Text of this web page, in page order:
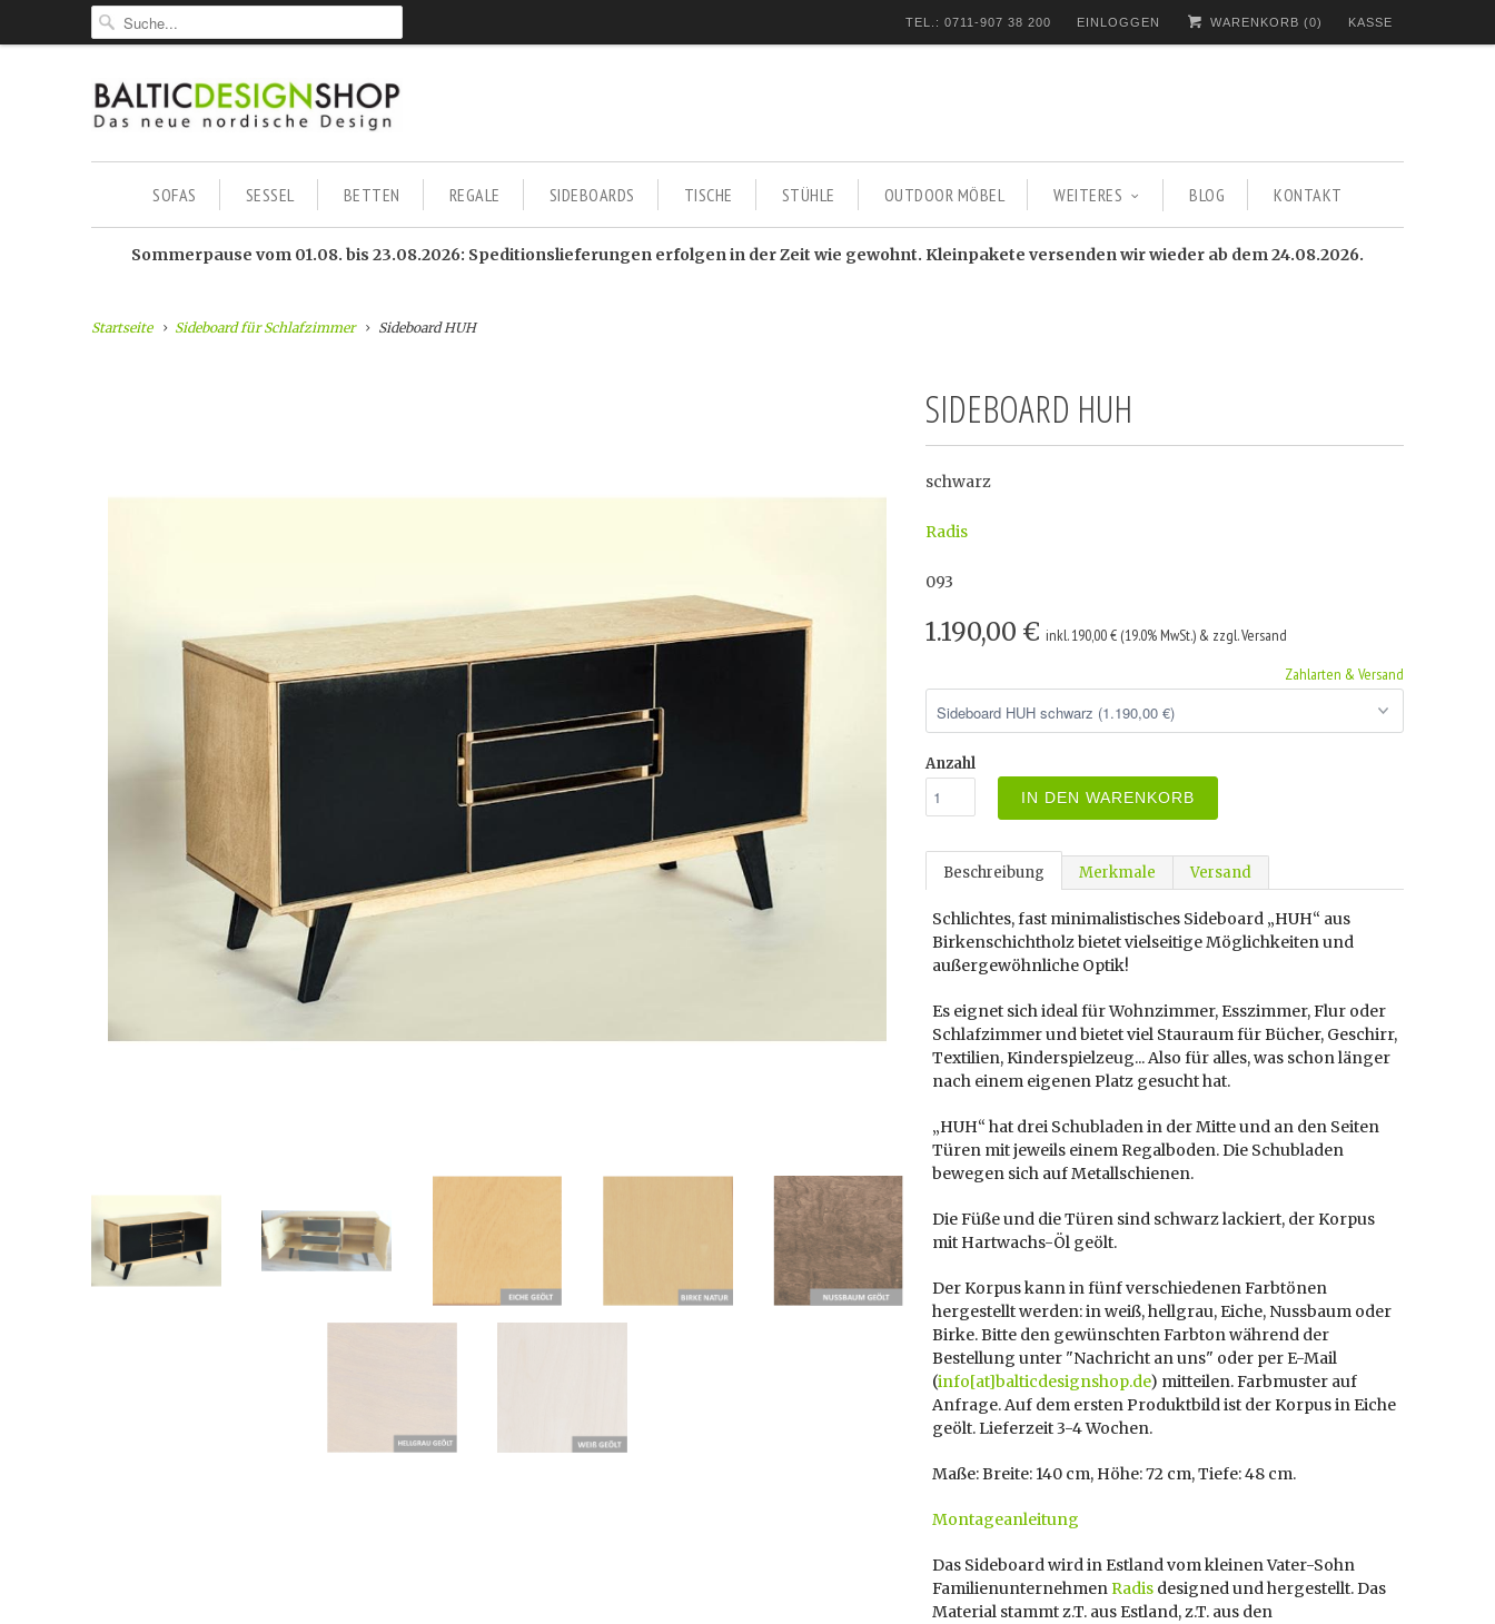
TEL.: 0711-907 38 200 EINLOGGEN WARENKORB (0) KASSE
SOFAS SESSEL BETTEN REGALE SIDEBOARDS TISCHE STÜHLE OUTDOOR MÖBEL WEITERES BLOG KONTAKT
Sommerpause vom 01.08. bis 23.08.2026: Speditionslieferungen erfolgen in der Zeit wie gewohnt. Kleinpakete versenden wir wieder ab dem 24.08.2026.
Startseite Sideboard für Schlafzimmer Sideboard HUH
SIDEBOARD HUH
schwarz
Radis
093
1.190,00 € inkl. 190,00 € (19.0% MwSt.) & zzgl. Versand
Zahlarten & Versand
Anzahl
IN DEN WARENKORB
Beschreibung Merkmale Versand
Schlichtes, fast minimalistisches Sideboard „HUH“ aus
Birkenschichtholz bietet vielseitige Möglichkeiten und
außergewöhnliche Optik!
Es eignet sich ideal für Wohnzimmer, Esszimmer, Flur oder
Schlafzimmer und bietet viel Stauraum für Bücher, Geschirr,
Textilien, Kinderspielzeug... Also für alles, was schon länger
nach einem eigenen Platz gesucht hat.
„HUH“ hat drei Schubladen in der Mitte und an den Seiten
Türen mit jeweils einem Regalboden. Die Schubladen
bewegen sich auf Metallschienen.
Die Füße und die Türen sind schwarz lackiert, der Korpus
mit Hartwachs-Öl geölt.
Der Korpus kann in fünf verschiedenen Farbtönen
hergestellt werden: in weiß, hellgrau, Eiche, Nussbaum oder
Birke. Bitte den gewünschten Farbton während der
Bestellung unter "Nachricht an uns" oder per E-Mail
(info[at]balticdesignshop.de) mitteilen. Farbmuster auf
Anfrage. Auf dem ersten Produktbild ist der Korpus in Eiche
geölt. Lieferzeit 3-4 Wochen.
Maße: Breite: 140 cm, Höhe: 72 cm, Tiefe: 48 cm.
Montageanleitung
Das Sideboard wird in Estland vom kleinen Vater-Sohn
FamilienunternehmenRadis designed und hergestellt. Das
Material stammt z.T. aus Estland, z.T. aus den